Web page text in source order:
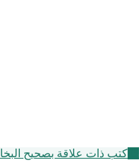
كتب ذات علاقة بصحيح